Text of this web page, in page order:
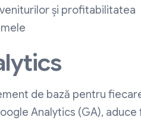
și profitabilitatea
de bază pentru
Analytics (GA),